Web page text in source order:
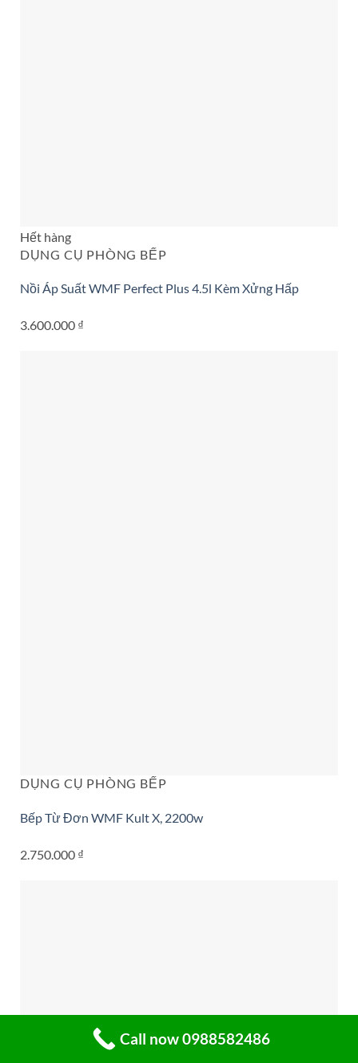
Hết hàng
DỤNG CỤ PHÒNG BẾP
Nồi Áp Suất WMF Perfect Plus 4.5l Kèm Xửng Hấp
3.600.000 ₫
DỤNG CỤ PHÒNG BẾP
Bếp Từ Đơn WMF Kult X, 2200w
2.750.000 ₫
Call now 0988582486